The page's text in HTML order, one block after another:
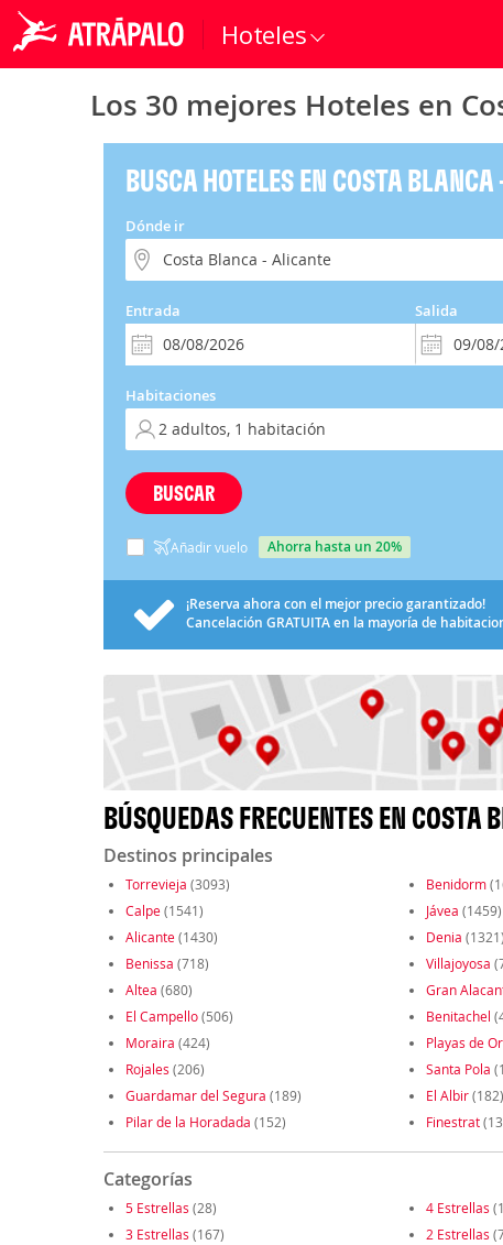
Hoteles
Los 30 mejores Hoteles en
BUSCA HOTELES EN COSTA
Dónde ir
Entrada Salida
Habitaciones
BUSCAR
Añadir vuelo ahorra hasta un 20%
¡Reserva ahora con el mejor precio garantizado!
Cancelación GRATUITAen la mayoría de
BÚSQUEDAS FRECUENTES EN COSTA
Destinos principales
Torrevieja (3093) Benidorm
Calpe(1541) Jávea (1459)
Alicante(1430) Denia (1321)
Benissa (718) Villajoyosa
Altea (680) Gran
El Campello(506) Benitachel
Moraira (424) Playas de
Rojales (206) Santa Pola
Guardamar del Segura (189) El Albir(182)
Pilar de la Horadada (152) Finestrat
Categorías
5 Estrellas (28) 4 Estrellas
3 Estrellas (167) 2 Estrellas